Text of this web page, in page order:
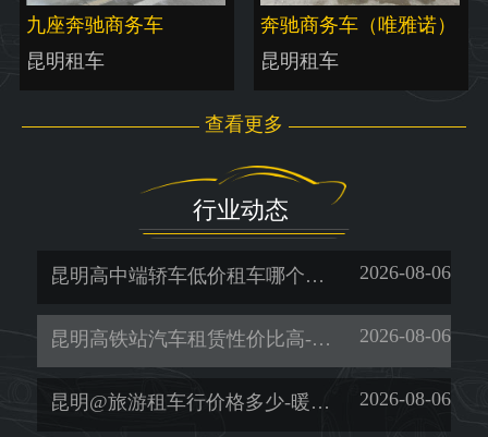
九座奔驰商务车
昆明租车
奔驰商务车（唯雅诺）
昆明租车
查看更多
行业动态
昆明高中端轿车低价租车哪个好-暖旭-「一天多少钱」 2026-08-06
昆明高铁站汽车租赁性价比高-暖旭-「昆明包车服务价格」 2026-08-06
昆明@旅游租车行价格多少-暖旭-「商务车租赁」 2026-08-06